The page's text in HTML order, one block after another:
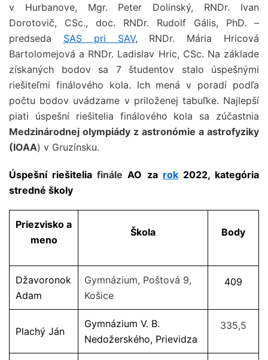
v Hurbanove, Mgr. Peter Dolinský, RNDr. Ivan
Dorotovič, CSc., doc. RNDr. Rudolf Gális, PhD. –
predseda SAS pri SAV, RNDr. Mária Hricová
Bartolomejová a RNDr. Ladislav Hric, CSc. Na základe
získaných bodov sa 7 študentov stalo úspešnými
riešiteľmi finálového kola. Ich mená v poradí podľa
počtu bodov uvádzame v priloženej tabuľke. Najlepší
piati úspešní riešitelia finálového kola sa zúčastnia
Medzinárodnej olympiády z astronómie a astrofyziky
(IOAA) v Gruzínsku.
Úspešní riešiteliafináleAO za rok2022, kategória
stredné školy
Priezvisko a
meno
Škola Body
Džavoronok
Adam
Gymnázium, Poštová 9,
Košice
409
Plachý Ján
Gymnázium V. B.
Nedožerského, Prievidza
335,5